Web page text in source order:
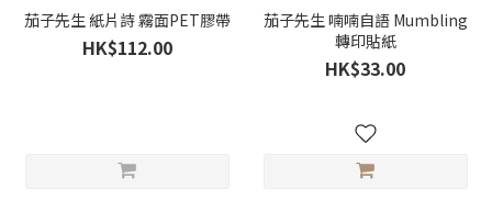
茄子先生 紙片詩 霧面PET膠帶
HK$112.00
茄子先生 喃喃自語 Mumbling
轉印貼紙
HK$33.00